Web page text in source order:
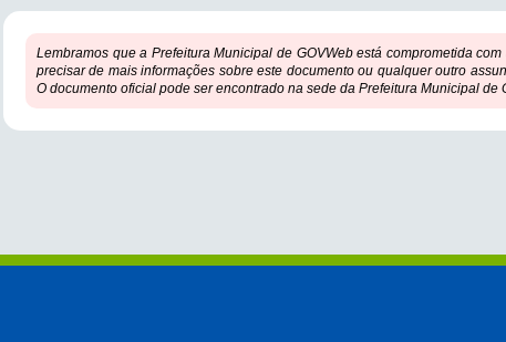
Lembramos que a Prefeitura Municipal de GOVWeb está comprometida
precisar de mais informações sobre este documento ou qualquer outro
O documento oficial pode ser encontrado na sede da Prefeitura Municipal de